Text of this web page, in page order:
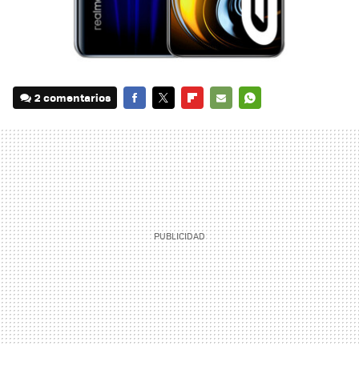
2 comentarios
MAIL